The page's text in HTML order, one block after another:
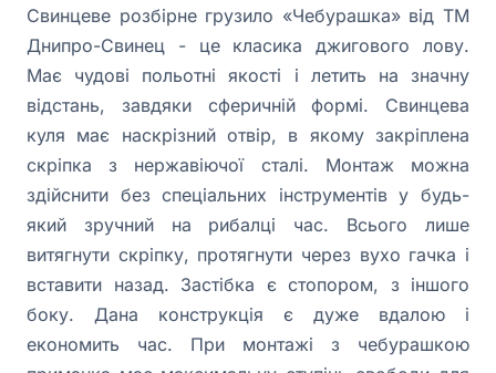
Свинцеве розбірне грузило «Чебурашка» вiд ТМ
Днипро-Свинец - це класика джигового лову.
Має чудові польотні якості і летить на значну
відстань, завдяки сферичній формі. Свинцева
куля має наскрізний отвір, в якому закріплена
скріпка з нержавіючої сталі. Монтаж можна
здійснити без спеціальних інструментів у будь-
який зручний на рибалці час. Всього лише
витягнути скріпку, протягнути через вухо гачка і
вставити назад. Застібка є стопором, з іншого
боку. Дана конструкція є дуже вдалою і
економить час. При монтажі з чебурашкою